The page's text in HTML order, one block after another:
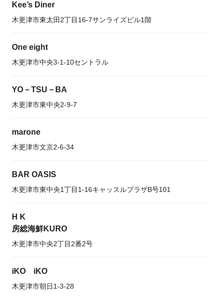
Kee’s Diner
木更津市東太田2丁目16-7サンライズビル1階
One eight
木更津市中央3-1-10セントラル
YO－TSU－BA
木更津市東中央2-9-7
marone
木更津市文京2-6-34
BAR OASIS
木更津市東中央1丁目1-16キャッスルプラザB号101
H K
房総海鮮KURO
木更津市中央2丁目2番2号
iKO iKO
木更津市朝日1-3-28